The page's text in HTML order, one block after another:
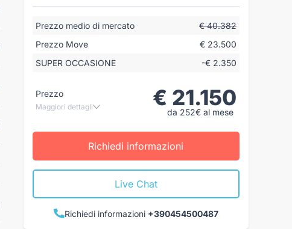
Prezzo medio di mercato
€ 40.382
Prezzo Move
€ 23.500
SUPER OCCASIONE
-€ 2.350
Prezzo
Maggiori dettagli € 21.150
da 252€ al mese
Richiedi informazioni
Live Chat
Richiedi informazioni +390454500487